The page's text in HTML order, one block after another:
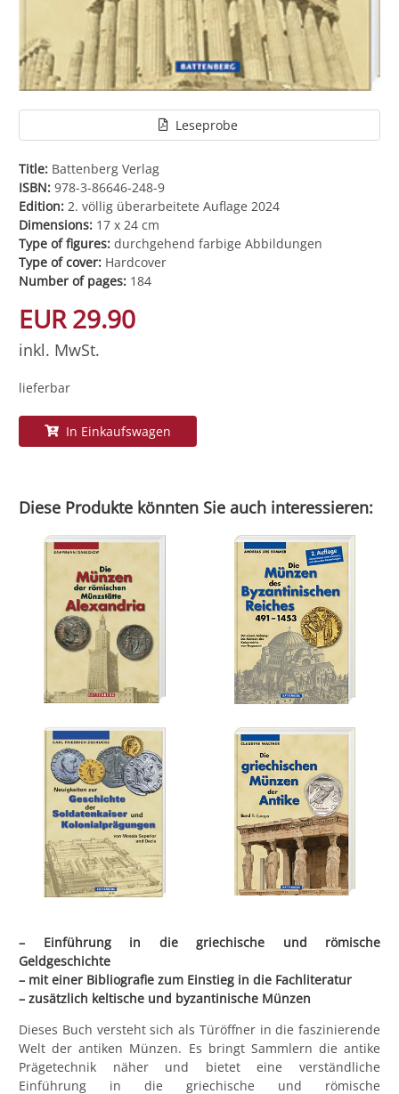
Leseprobe
Title: Battenberg Verlag
ISBN: 978-3-86646-248-9
Edition: 2. völlig überarbeitete Auflage 2024
Dimensions: 17 x 24 cm
Type of figures: durchgehend farbige Abbildungen
Type of cover: Hardcover
Number of pages: 184
EUR 29.90
inkl. MwSt.
lieferbar
In Einkaufswagen
Diese Produkte könnten Sie auch interessieren:
– Einführung in die griechische und römische
Geldgeschichte
– mit einer Bibliografie zum Einstieg in die Fachliteratur
– zusätzlich keltische und byzantinische Münzen
Dieses Buch versteht sich als Türöffner in die faszinierende
Welt der antiken Münzen. Es bringt Sammlern die antike
Prägetechnik näher und bietet eine verständliche
Einführung in die griechische und römische